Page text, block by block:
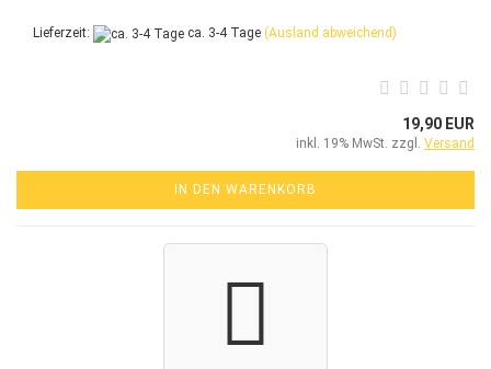
Lieferzeit: ca. 3-4 Tage (Ausland abweichend)
19,90 EUR
inkl. 19% MwSt. zzgl. Versand
IN DEN WARENKORB